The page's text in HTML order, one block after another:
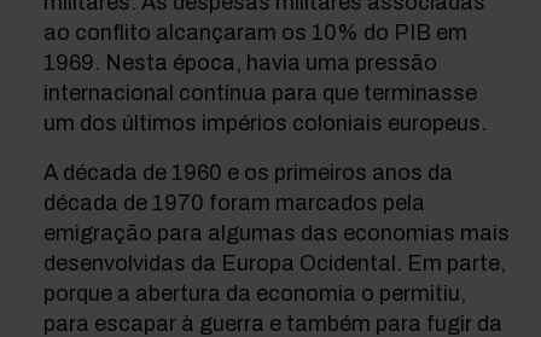
ao conflito alcançaram os 10% do PIB em
1969. Nesta época, havia uma pressão
internacional contínua para que terminasse
um dos últimos impérios coloniais europeus.
A década de 1960 e os primeiros anos da
década de 1970 foram marcados pela
emigração para algumas das economias mais
desenvolvidas da Europa Ocidental. Em parte,
porque a abertura da economia o permitiu,
para escapar à guerra e também para fugir da